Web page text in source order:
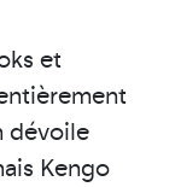
et
dévoile
Kengo